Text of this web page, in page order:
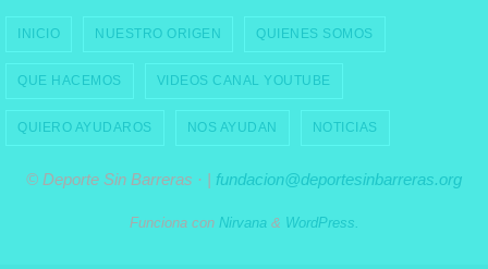
INICIO NUESTRO ORIGEN QUIENES SOMOS
QUE HACEMOS VIDEOS CANAL YOUTUBE
QUIERO AYUDAROS NOS AYUDAN NOTICIAS
© Deporte Sin Barreras · | fundacion@deportesinbarreras.org
Funciona con Nirvana& WordPress.